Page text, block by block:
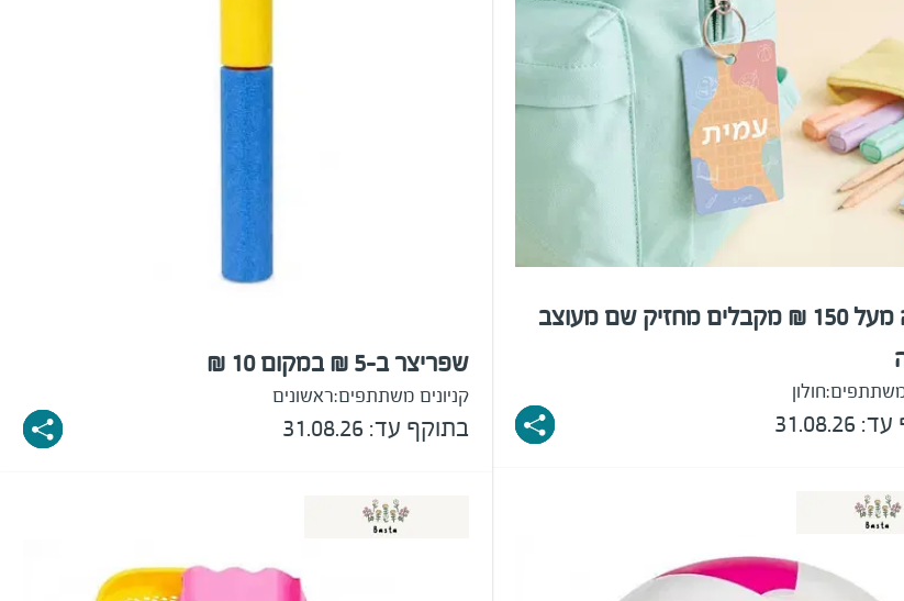
בקנייה מעל 150 ₪ מקבלים מחזיק שם מעוצב
משתתפים:חולון
שפריצר ב-5 ₪ במקום 10 ₪
קניונים משתתפים:ראשונים
בתוקף עד: 31.08.26